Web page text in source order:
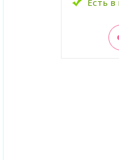
Есть в